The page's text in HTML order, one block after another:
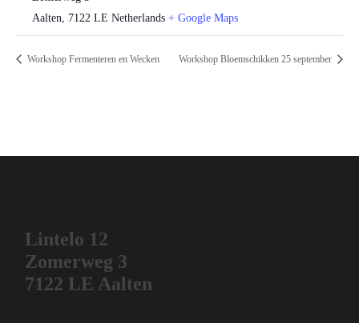
Aalten, 7122 LE Netherlands + Google Maps
Workshop Fermenteren en Wecken Workshop Bloemschikken 25 september
Lintelo 12
Zomerweg 3
7122 LE Aalten